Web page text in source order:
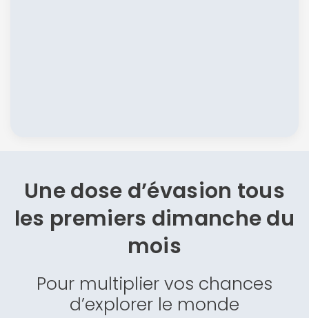
Une dose d’évasion tous
les premiers dimanche du
mois
Pour multiplier vos chances
d’explorer le monde